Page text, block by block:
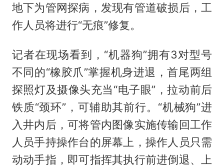
地下为管网探病，发现有管道破损后，工
作人员将进行“无痕”修复。
记者在现场看到，“机器狗”拥有3对型号
不同的“橡胶爪”掌握机身进退，首尾两组
探照灯及摄像头充当“电子眼”，拉动前后
铁质“颈环”，可辅助其前行。“机械狗”进
入井内后，可将管内图像实施传输回工作
人员手持操作台的屏幕上，操作人员只需
动动手指，即可指挥其执行前进倒退、上